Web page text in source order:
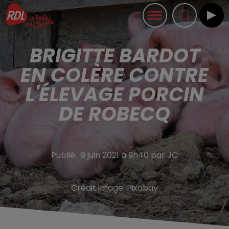
BRIGITTE BARDOT
EN COLÈRE CONTRE
L'ÉLEVAGE PORCIN
DE ROBECQ
Publié : 9 juin 2021 à 9h40 par JC
Crédit image:Pixabay